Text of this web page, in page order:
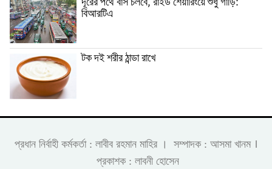
বিআরটিএ
টক দই শরীর ঠান্ডা রাখে
প্রধান নির্বাহী কর্মকর্তা : লাবীব রহমান মাহির । সম্পাদক : আসমা খানম ।
প্রকাশক : লাবনী হোসেন